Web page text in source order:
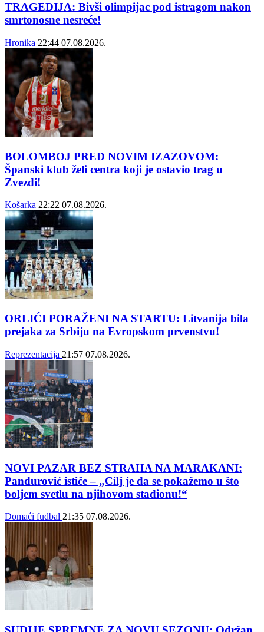
TRAGEDIJA: Bivši olimpijac pod istragom nakon
smrtonosne nesreće!
Hronika 22:44 07.08.2026.
BOLOMBOJ PRED NOVIM IZAZOVOM:
Španski klub želi centra koji je ostavio trag u
Zvezdi!
Košarka 22:22 07.08.2026.
ORLIĆI PORAŽENI NA STARTU: Litvanija bila
prejaka za Srbiju na Evropskom prvenstvu!
Reprezentacija 21:57 07.08.2026.
NOVI PAZAR BEZ STRAHA NA MARAKANI:
Pandurović ističe – „Cilj je da se pokažemo u što
boljem svetlu na njihovom stadionu!“
Domaći fudbal 21:35 07.08.2026.